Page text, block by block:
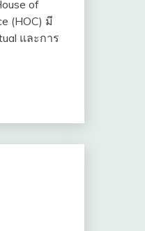
of
(HOC) มี
และการ